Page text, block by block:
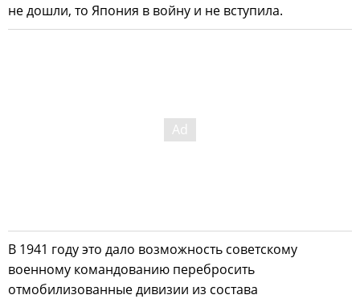
не дошли, то Япония в войну и не вступила.
В 1941 году это дало возможность советскому
военному командованию перебросить
отмобилизованные дивизии из состава